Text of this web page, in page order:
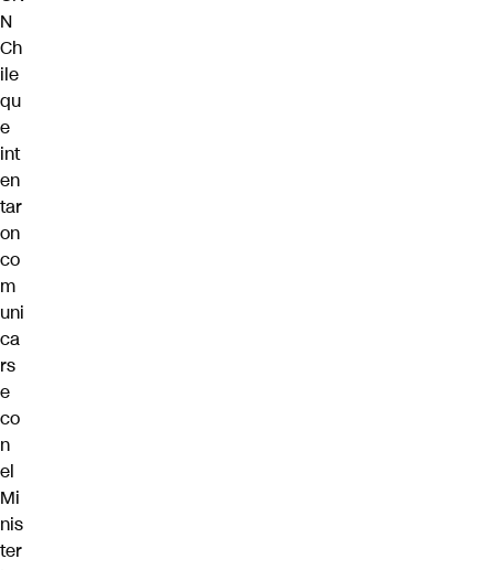
N
Ch
ile
qu
e
int
en
tar
on
co
m
uni
ca
rs
e
co
n
el
Mi
nis
ter